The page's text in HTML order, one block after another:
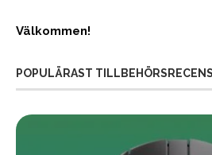
Välkommen!
POPULÄRAST